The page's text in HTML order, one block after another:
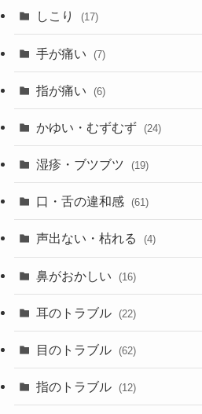
しこり (17)
手が痛い (7)
指が痛い (6)
かゆい・むずむず (24)
湿疹・ブツブツ (19)
口・舌の違和感 (61)
声出ない・枯れる (4)
鼻がおかしい (16)
耳のトラブル (22)
目のトラブル (62)
指のトラブル (12)